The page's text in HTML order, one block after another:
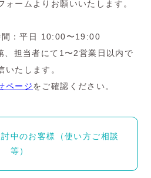
ォームよりお願いいたします。
間：平日 10:00〜19:00
、担当者にて1〜2営業日以内で
いたします。
ページをご確認ください。
中のお客様（使い方ご相談
等）